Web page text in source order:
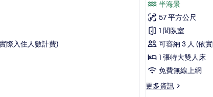
際入住人數計費)
Happen
Suite
-
Entrance
to
Ushuaia
Club
Included
則
評
論)
半海景
57 平方公尺
1 間臥室
可容納 3 人 (依
1 張特大雙人床
免費無線上網
更多資訊
更